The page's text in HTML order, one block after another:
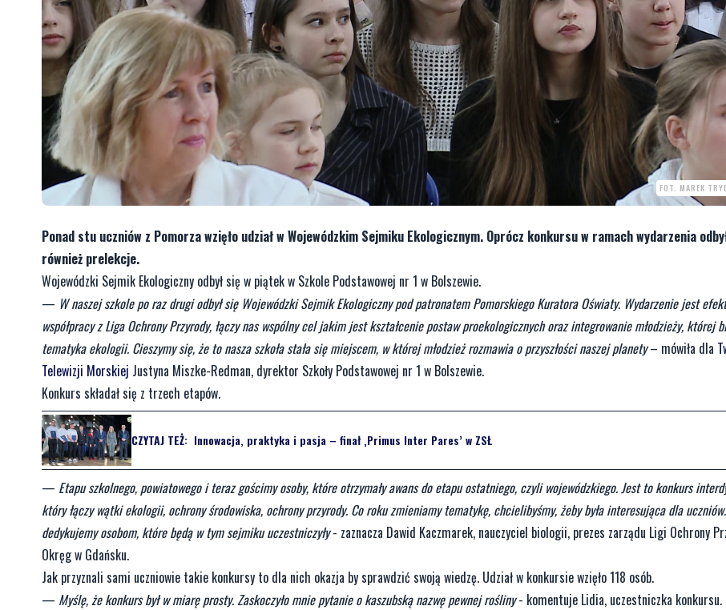
FOT. MAREK
Ponad stu uczniów z Pomorza wzięło udział w Wojewódzkim Sejmiku Ekologicznym. Oprócz konkursu w ramach wydarzenia
również prelekcje.
Wojewódzki Sejmik Ekologiczny odbył się w piątek w Szkole Podstawowej nr 1 w Bolszewie.
— W naszej szkole po raz drugi odbył się Wojewódzki Sejmik Ekologiczny pod patronatem Pomorskiego Kuratora Oświaty. Wydarzenie jest
współpracy z Liga Ochrony Przyrody, łączy nas wspólny cel jakim jest kształcenie postaw proekologicznych oraz integrowanie młodzieży, której
tematyka ekologii. Cieszymy się, że to nasza szkoła stała się miejscem, w której młodzież rozmawia o przyszłości naszej planety– mówiła dla
Telewizji Morskiej Justyna Miszke-Redman, dyrektor Szkoły Podstawowej nr 1 w Bolszewie.
Konkurs składał się z trzech etapów.
CZYTAJ TEŻ: Innowacja, praktyka i pasja – finał ‚Primus Inter Pares’ w ZSŁ
— Etapu szkolnego, powiatowego i teraz gościmy osoby, które otrzymały awans do etapu ostatniego, czyli wojewódzkiego. Jest to konkurs
który łączy wątki ekologii, ochrony środowiska, ochrony przyrody. Co roku zmieniamy tematykę, chcielibyśmy, żeby była interesująca dla
dedykujemy osobom, które będą w tym sejmiku uczestniczyły- zaznacza Dawid Kaczmarek, nauczyciel biologii, prezes zarządu Ligi Ochrony
Okręg w Gdańsku.
Jak przyznali sami uczniowie takie konkursy to dla nich okazja by sprawdzić swoją wiedzę. Udział w konkursie wzięło 118 osób.
— Myślę, że konkurs był w miarę prosty. Zaskoczyło mnie pytanie o kaszubską nazwę pewnej rośliny- komentuje Lidia, uczestniczka konkursu.